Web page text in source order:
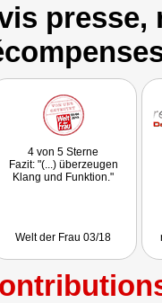
presse,
4 von 5 Sterne
Fazit: "(...) überzeugen
Klang und Funktion."
Welt der Frau 03/18